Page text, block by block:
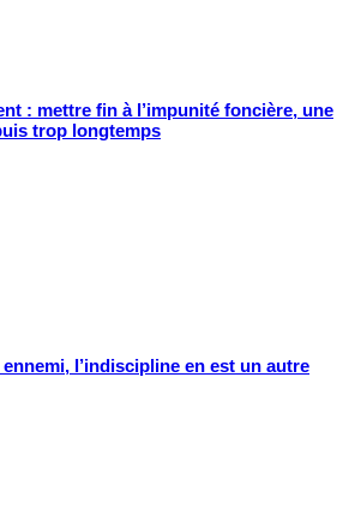
: mettre fin à l’impunité foncière, une
trop longtemps
l’indiscipline en est un autre